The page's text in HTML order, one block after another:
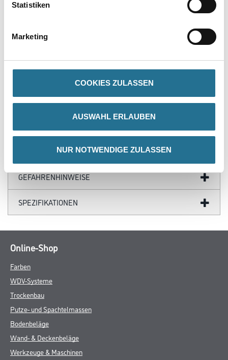
Statistiken
Marketing
COOKIES ZULASSEN
AUSWAHL ERLAUBEN
NUR NOTWENDIGE ZULASSEN
PRODUKTEIGENSCHAFTEN
- Aufnahme SL
ZUSATZINFOS
GEFAHRENHINWEISE
SPEZIFIKATIONEN
Online-Shop
Farben
WDV-Systeme
Trockenbau
Putze- und Spachtelmassen
Bodenbeläge
Wand- & Deckenbeläge
Werkzeuge & Maschinen